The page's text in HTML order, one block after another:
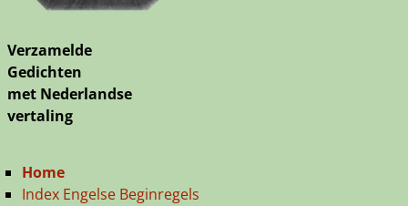
Verzamelde
Gedichten
met Nederlandse
vertaling
Home
Index Engelse Beginregels